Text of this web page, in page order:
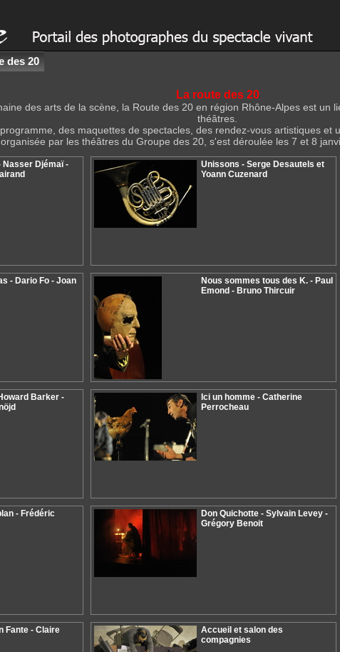
des 20
La route des 20
des arts de la scène, la Route des 20 en région Rhône-Alpes est un
théâtres.
des maquettes de spectacles, des rendez-vous artistiques et
par les théâtres du Groupe des 20, s'est déroulée les 7 et 8
Nasser Djémaï -
Unissons - Serge Desautels et
Yoann Cuzenard
- Dario Fo - Joan
Nous sommes tous des K. - Paul
Emond - Bruno Thircuir
Barker -
Ici un homme - Catherine
Perrocheau
- Frédéric
Don Quichotte - Sylvain Levey -
Grégory Benoit
Fante - Claire
Accueil et salon des
compagnies